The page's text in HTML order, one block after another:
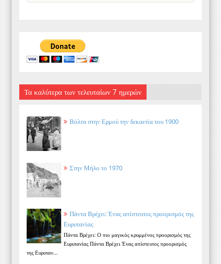
Τα καλύτερα των τελευταίων 7 ημερών
Βόλτα στην Ερμού την δεκαετία του 1900
Στην Μήλο το 1970
Πάντα Βρέχει: Ένας απίστευτος προορισμός της
Ευρυτανίας
Πάντα Βρέχει: Ο πιο μαγικός κρυμμένος προορισμός της
Ευρυτανίας Πάντα Βρέχει Ένας απίστευτος προορισμός
της Ευρυταν...